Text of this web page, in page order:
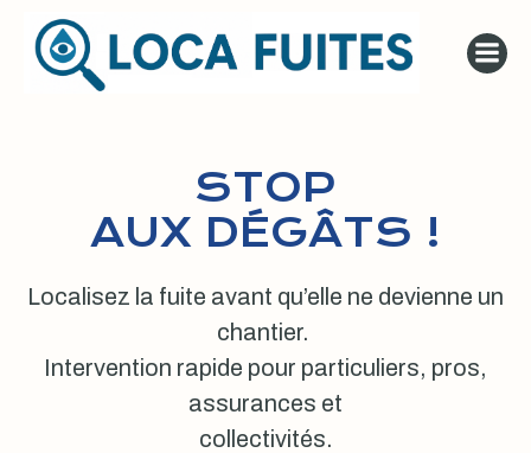
au
contenu
STOP
AUX DÉGÂTS !
Localisez la fuite avant qu’elle ne devienne un
chantier.
Intervention rapide pour particuliers, pros,
assurances et
collectivités.